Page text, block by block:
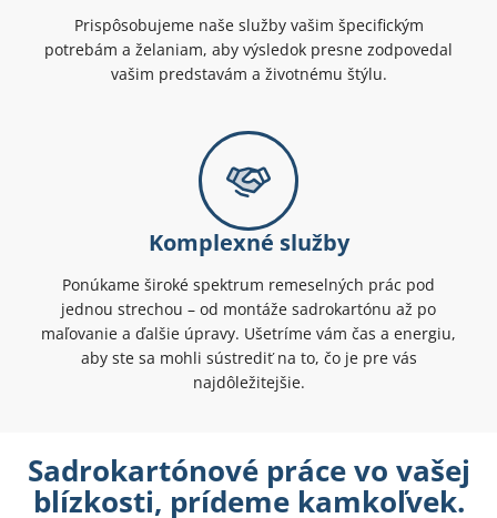
Prispôsobujeme naše služby vašim špecifickým
potrebám a želaniam, aby výsledok presne zodpovedal
vašim predstavám a životnému štýlu.
Komplexné služby
Ponúkame široké spektrum remeselných prác pod
jednou strechou – od montáže sadrokartónu až po
maľovanie a ďalšie úpravy. Ušetríme vám čas a energiu,
aby ste sa mohli sústrediť na to, čo je pre vás
najdôležitejšie.
Sadrokartónové práce vo vašej
blízkosti, prídeme kamkoľvek.